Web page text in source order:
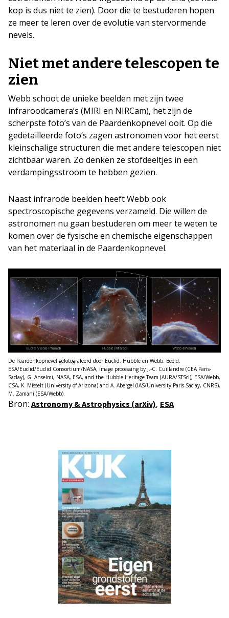
kop is dus niet te zien). Door die te bestuderen hopen
ze meer te leren over de evolutie van stervormende
nevels.
Niet met andere telescopen te
zien
Webb schoot de unieke beelden met zijn twee
infraroodcamera’s (MIRI en NIRCam), het zijn de
scherpste foto’s van de Paardenkopnevel ooit. Op die
gedetailleerde foto’s zagen astronomen voor het eerst
kleinschalige structuren die met andere telescopen niet
zichtbaar waren. Zo denken ze stofdeeltjes in een
verdampingsstroom te hebben gezien.
Naast infrarode beelden heeft Webb ook
spectroscopische gegevens verzameld. Die willen de
astronomen nu gaan bestuderen om meer te weten te
komen over de fysische en chemische eigenschappen
van het materiaal in de Paardenkopnevel.
De Paardenkopnevel gefotografeerd door Euclid, Hubble en Webb. Beeld:
ESA/Euclid/Euclid Consortium/NASA, image processing by J.-C. Cuillandre (CEA Paris-
Saclay), G. Anselmi, NASA, ESA, and the Hubble Heritage Team (AURA/STScI), ESA/Webb,
CSA, K. Misselt (University of Arizona) and A. Abergel (IAS/University Paris-Saclay, CNRS),
M. Zamani (ESA/Webb).
Bron: Astronomy & Astrophysics (arXiv), ESA